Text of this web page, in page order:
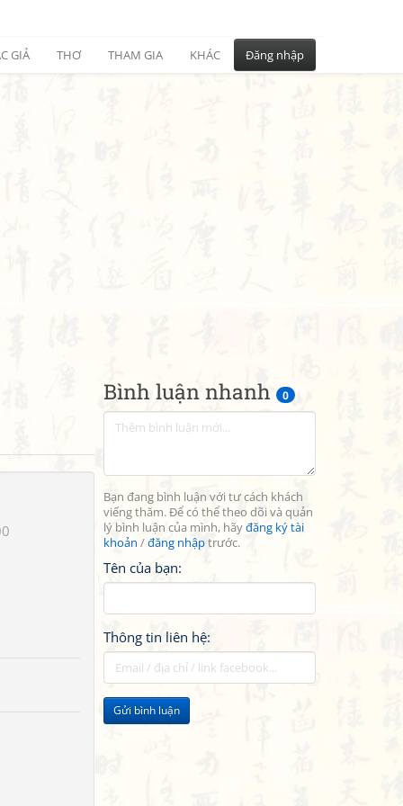
GIẢ THƠ THAM GIA KHÁC Đăng nhập
Bình luận nhanh 0
Bạn đang bình luận với tư cách khách
viếng thăm. Để có thể theo dõi và quản
lý bình luận của mình, hãyđăng ký tài
khoản /đăng nhậptrước.
Tên của bạn:
Thông tin liên hệ:
Gửi bình luận